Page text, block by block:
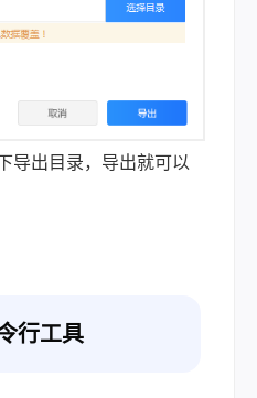
导出目录，导出就可以
行工具